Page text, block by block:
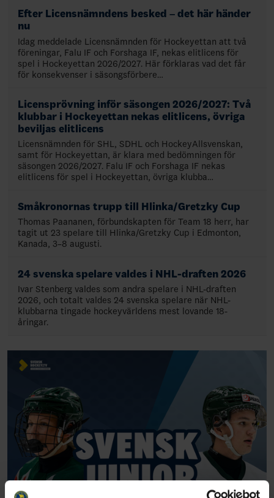
Efter Licensnämndens besked – det här händer
nu
Idag meddelade Licensnämnden för Hockeyettan att två
föreningar, Falu IF och Forshaga IF, nekas elitlicens för
spel i Hockeyettan 2026/2027. Här förklaras vad det får
för konsekvenser i säsongsförbere…
Licensprövning inför säsongen 2026/2027: Två
klubbar i Hockeyettan nekas elitlicens, övriga
beviljas elitlicens
Licensnämnden för SHL, SDHL och HockeyAllsvenskan,
samt för Hockeyettan, är klara med bedömningen för
säsongen 2026/2027. Falu IF och Forshaga IF nekas
elitlicens för spel i Hockeyettan, övriga klubba…
Småkronornas trupp till Hlinka/Gretzky Cup
Thomas Paananen, förbundskapten för Team 18 herr, har
tagit ut 23 spelare till Hlinka/Gretzky Cup i Edmonton,
Kanada, 3–8 augusti.
24 svenska spelare valdes i NHL-draften 2026
Ivar Stenberg valdes som andra spelare i NHL-draften
2026, och totalt valdes 24 svenska spelare när NHL-
klubbarna tingade hockeyvärldens mest lovande 18-
åringar.